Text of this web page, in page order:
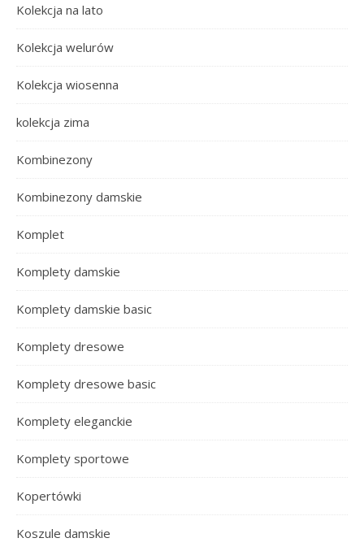
Kolekcja na lato
Kolekcja welurów
Kolekcja wiosenna
kolekcja zima
Kombinezony
Kombinezony damskie
Komplet
Komplety damskie
Komplety damskie basic
Komplety dresowe
Komplety dresowe basic
Komplety eleganckie
Komplety sportowe
Kopertówki
Koszule damskie